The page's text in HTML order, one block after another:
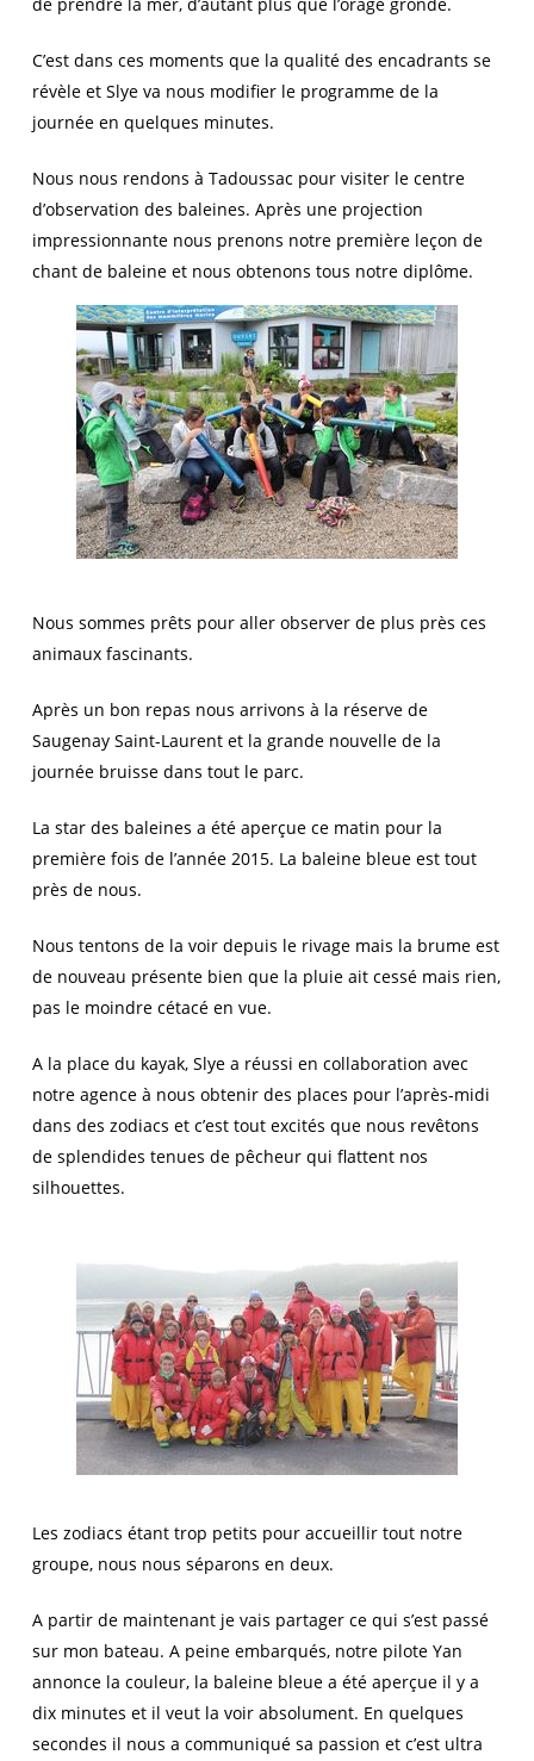
C’est dans ces moments que la qualité des encadrants se
révèle et Slye va nous modifier le programme de la
journée en quelques minutes.
Nous nous rendons à Tadoussac pour visiter le centre
d’observation des baleines. Après une projection
impressionnante nous prenons notre première leçon de
chant de baleine et nous obtenons tous notre diplôme.
Nous sommes prêts pour aller observer de plus près ces
animaux fascinants.
Après un bon repas nous arrivons à la réserve de
Saugenay Saint-Laurent et la grande nouvelle de la
journée bruisse dans tout le parc.
La star des baleines a été aperçue ce matin pour la
première fois de l’année 2015. La baleine bleue est tout
près de nous.
Nous tentons de la voir depuis le rivage mais la brume est
de nouveau présente bien que la pluie ait cessé mais rien,
pas le moindre cétacé en vue.
A la place du kayak, Slye a réussi en collaboration avec
notre agence à nous obtenir des places pour l’après-midi
dans des zodiacs et c’est tout excités que nous revêtons
de splendides tenues de pêcheur qui flattent nos
silhouettes.
Les zodiacs étant trop petits pour accueillir tout notre
groupe, nous nous séparons en deux.
A partir de maintenant je vais partager ce qui s’est passé
sur mon bateau. A peine embarqués, notre pilote Yan
annonce la couleur, la baleine bleue a été aperçue il y a
dix minutes et il veut la voir absolument. En quelques
secondes il nous a communiqué sa passion et c’est ultra